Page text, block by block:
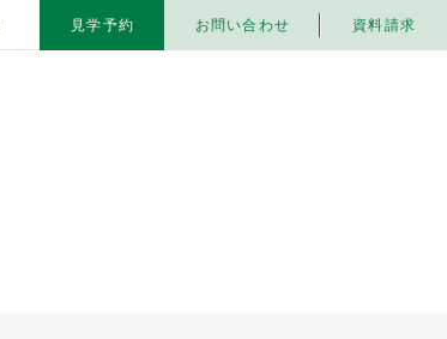
見学予約 お問い合わせ 資料請求